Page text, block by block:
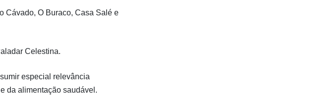
Cávado, O Buraco, Casa Salé e
Celestina.
especial relevância
da alimentação saudável.